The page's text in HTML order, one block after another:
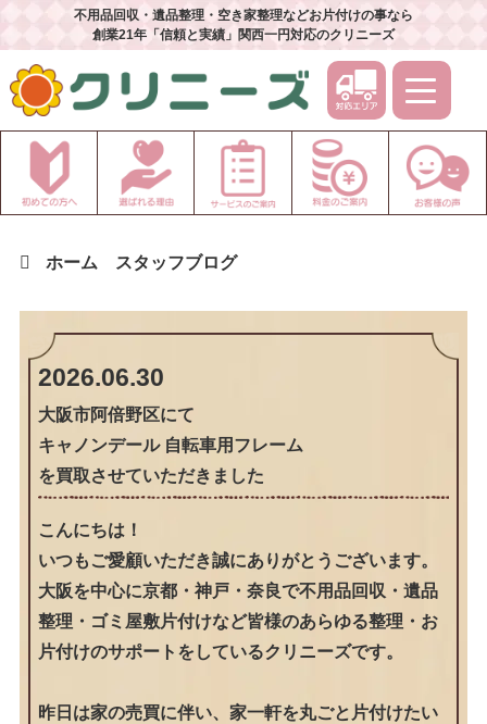
不用品回収・遺品整理・空き家整理などお片付けの事なら
創業21年「信頼と実績」関西一円対応のクリニーズ
ホーム スタッフブログ
2026.06.30
大阪市阿倍野区にて
キャノンデール 自転車用フレーム
を買取させていただきました
こんにちは！
いつもご愛顧いただき誠にありがとうございます。
大阪を中心に京都・神戸・奈良で不用品回収・遺品
整理・ゴミ屋敷片付けなど皆様のあらゆる整理・お
片付けのサポートをしているクリニーズです。
昨日は家の売買に伴い、家一軒を丸ごと片付けたい